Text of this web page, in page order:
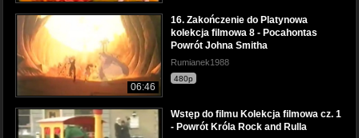
06:46
16. Zakończenie do Platynowa
kolekcja filmowa 8 - Pocahontas
Powrót Johna Smitha
Rumianek1988
480p
Wstęp do filmu Kolekcja filmowa cz. 1
- Powrót Króla Rock and Rulla